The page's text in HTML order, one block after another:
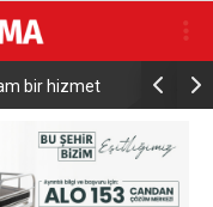
Kastamonu’da binlerce
gece yaşattı